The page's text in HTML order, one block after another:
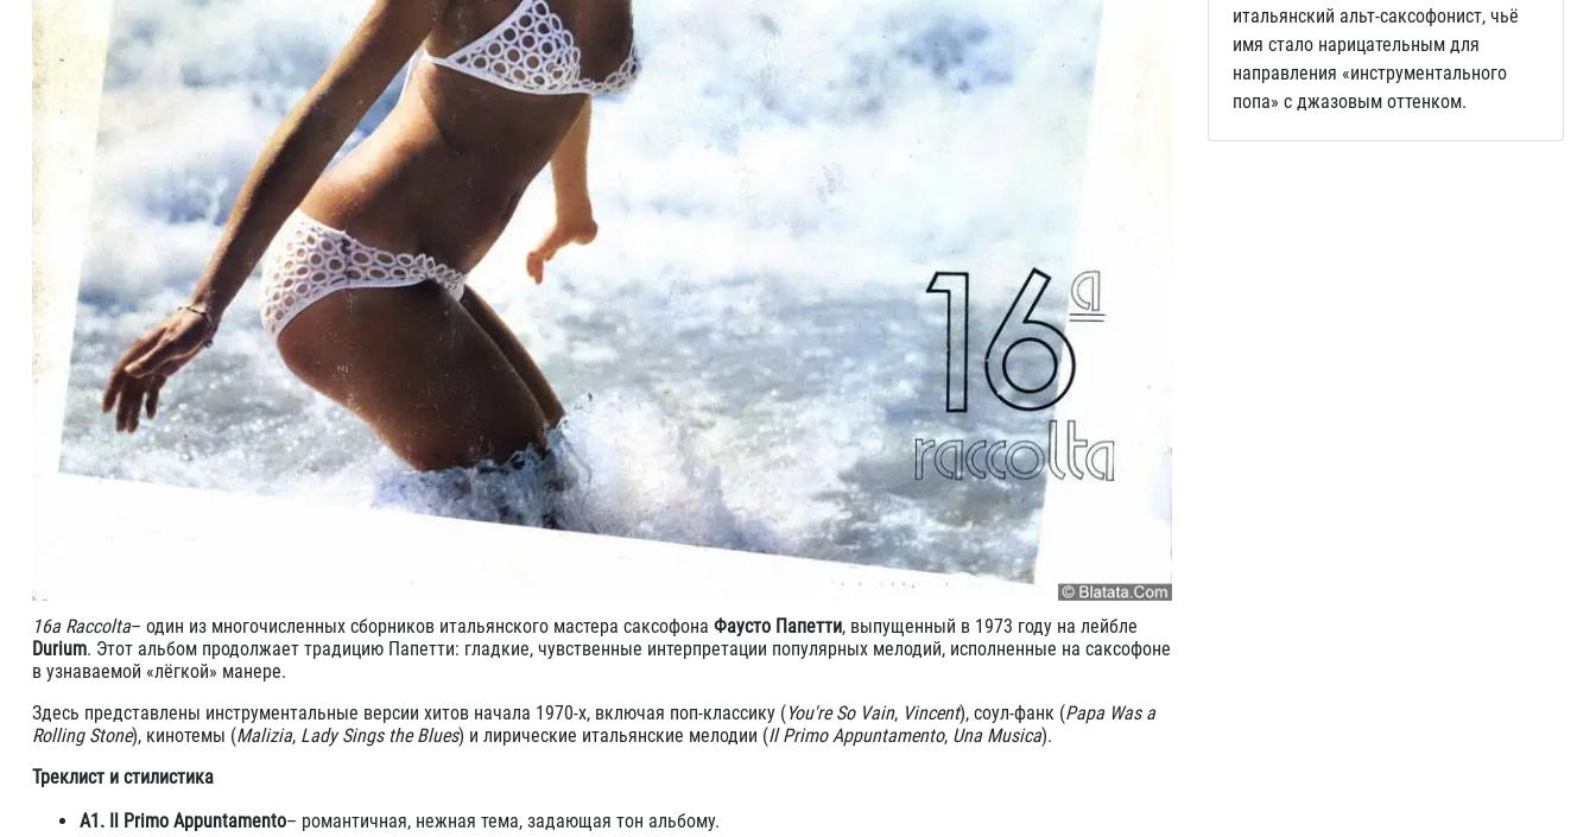
16a Raccolta– один из многочисленных сборников итальянского мастера саксофона Фаусто Папетти, выпущенный в 1973 году на лейбле
Durium. Этот альбом продолжает традицию Папетти: гладкие, чувственные интерпретации популярных мелодий, исполненные на саксофоне
в узнаваемой «лёгкой» манере.
Здесь представлены инструментальные версии хитов начала 1970-х, включая поп-классику (You're So Vain, Vincent), соул-фанк (Papa Was a
Rolling Stone), кинотемы (Malizia, Lady Sings the Blues) и лирические итальянские мелодии (Il Primo Appuntamento, Una Musica).
Треклист и стилистика
A1. Il Primo Appuntamento– романтичная, нежная тема, задающая тон альбому.
итальянский альт-саксофонист, чьё
имя стало нарицательным для
направления «инструментального
попа» с джазовым оттенком.